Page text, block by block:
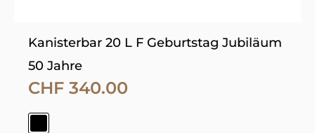
Kanisterbar 20 L F Geburtstag Jubiläum
50 Jahre
CHF 340.00